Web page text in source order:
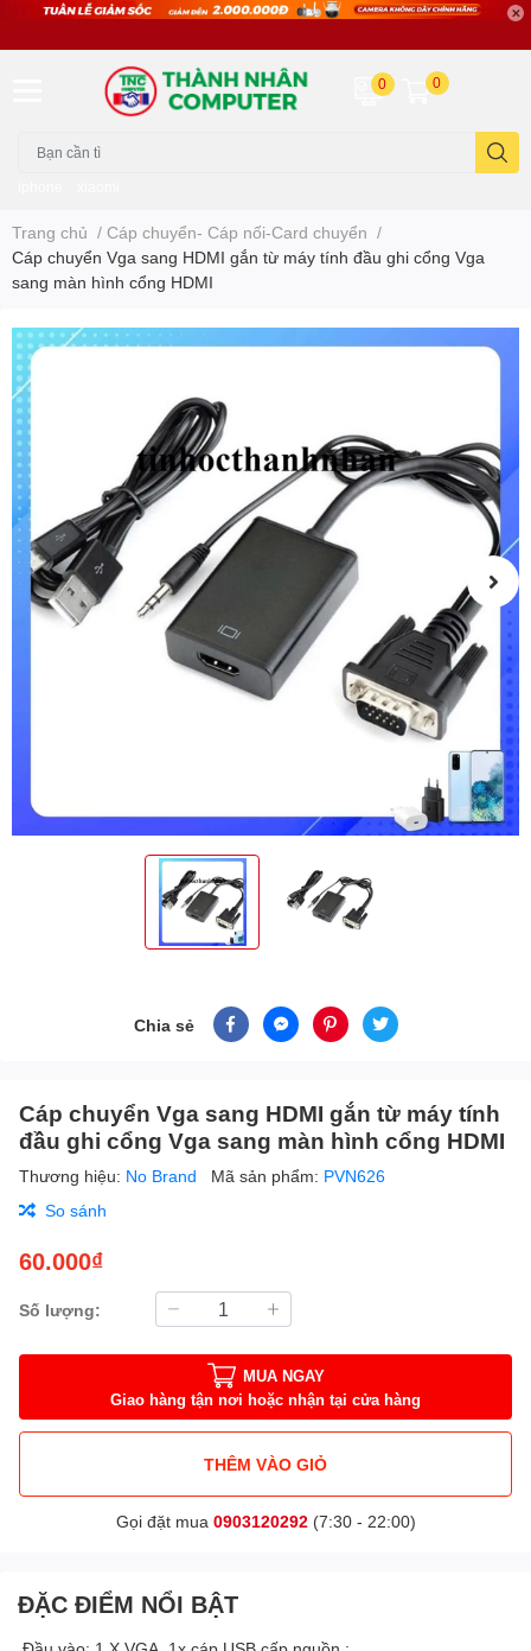
0 0
Trang chủ / Cáp chuyển- Cáp nối-Card chuyển /
Cáp chuyển Vga sang HDMI gắn từ máy tính đầu ghi cổng Vga
sang màn hình cổng HDMI
Chia sẻ
Cáp chuyển Vga sang HDMI gắn từ máy tính
đầu ghi cổng Vga sang màn hình cổng HDMI
Thương hiệu: No Brand Mã sản phẩm: PVN626
So sánh
60.000₫
Số lượng:
MUA NGAY
Giao hàng tận nơi hoặc nhận tại cửa hàng
THÊM VÀO GIỎ
Gọi đặt mua 0903120292(7:30 - 22:00)
ĐẶC ĐIỂM NỔI BẬT